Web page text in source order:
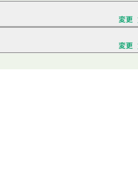
変更
変更